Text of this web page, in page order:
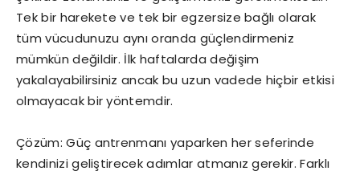
Tek bir harekete ve tek bir egzersize bağlı olarak
tüm vücudunuzu aynı oranda güçlendirmeniz
mümkün değildir. İlk haftalarda değişim
yakalayabilirsiniz ancak bu uzun vadede hiçbir etkisi
olmayacak bir yöntemdir.
Çözüm: Güç antrenmanı yaparken her seferinde
kendinizi geliştirecek adımlar atmanız gerekir. Farklı